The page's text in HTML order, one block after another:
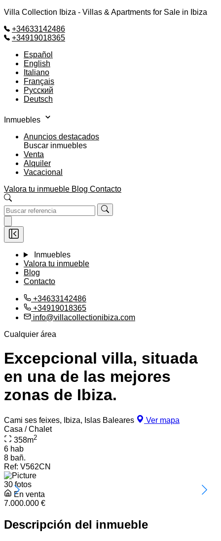
Villa Collection Ibiza - Villas & Apartments for Sale in Ibiza
+34633142486
+34919018365
Español
English
Italiano
Français
Русский
Deutsch
Inmuebles
Anuncios destacados
Buscar inmuebles
Venta
Alquiler
Vacacional
Valora tu inmueble Blog Contacto
Inmuebles
Valora tu inmueble
Blog
Contacto
+34633142486
+34919018365
info@villacollectionibiza.com
Cualquier área
Excepcional villa, situada
en una de las mejores
zonas de Ibiza.
Cami ses feixes, Ibiza, Islas Baleares
Ver mapa
Casa / Chalet
358m2
6 hab
8 bañ.
Ref: V562CN
30 fotos
En venta
7.000.000 €
Descripción del inmueble